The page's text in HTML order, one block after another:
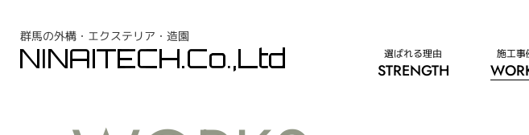
群馬の外構・エクステリア・造園
選ばれる理由 施工事